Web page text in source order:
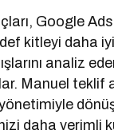
Google
kitleyi daha iyi
analiz
Manuel teklif
daha verimli